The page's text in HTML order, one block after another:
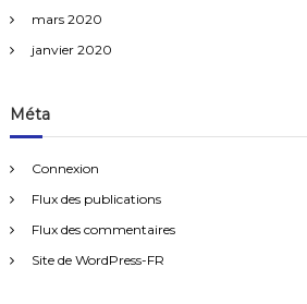
mars 2020
janvier 2020
Méta
Connexion
Flux des publications
Flux des commentaires
Site de WordPress-FR